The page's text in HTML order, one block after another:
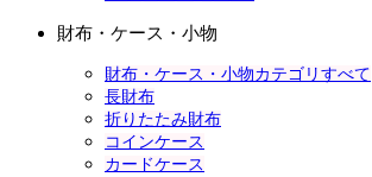
財布・ケース・小物
財布・ケース・小物カテゴリすべて
長財布
折りたたみ財布
コインケース
カードケース